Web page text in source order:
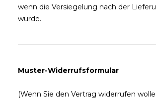
wenn die Versiegelung nach der
wurde.
Muster-Widerrufsformular
(Wenn Sie den Vertrag widerrufen